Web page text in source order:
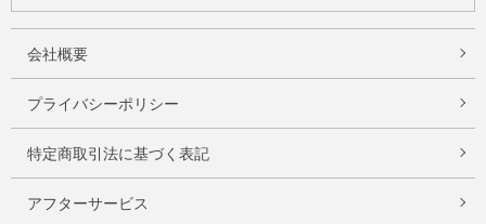
会社概要
プライバシーポリシー
特定商取引法に基づく表記
アフターサービス